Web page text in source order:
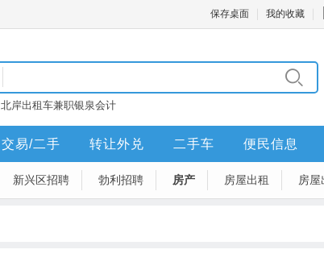
保存桌面 我的收藏
北岸出租车兼职银泉会计
交易/二手 转让外兑 二手车 便民信息
新兴区招聘 勃利招聘 房产 房屋出租 房屋